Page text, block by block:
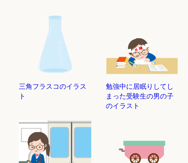
三角フラスコのイラス
ト
勉強中に居眠りしてし
まった受験生の男の子
のイラスト